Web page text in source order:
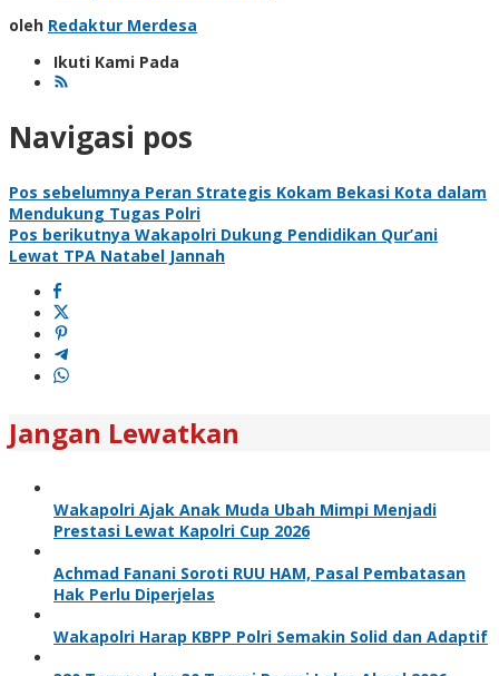
oleh Redaktur Merdesa
Ikuti Kami Pada
Navigasi pos
Pos sebelumnya Peran Strategis Kokam Bekasi Kota dalam
Mendukung Tugas Polri
Pos berikutnya Wakapolri Dukung Pendidikan Qur’ani
Lewat TPA Natabel Jannah
Jangan Lewatkan
Wakapolri Ajak Anak Muda Ubah Mimpi Menjadi
Prestasi Lewat Kapolri Cup 2026
Achmad Fanani Soroti RUU HAM, Pasal Pembatasan
Hak Perlu Diperjelas
Wakapolri Harap KBPP Polri Semakin Solid dan Adaptif